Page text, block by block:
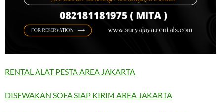
RENTAL ALAT PESTA AREA JAKARTA
DISEWAKAN SOFA SIAP KIRIM AREA JAKARTA